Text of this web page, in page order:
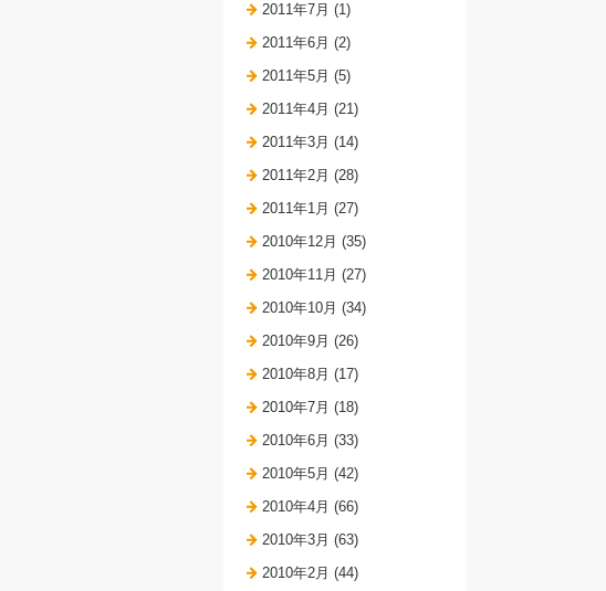
2011年7月 (1)
2011年6月 (2)
2011年5月 (5)
2011年4月 (21)
2011年3月 (14)
2011年2月 (28)
2011年1月 (27)
2010年12月 (35)
2010年11月 (27)
2010年10月 (34)
2010年9月 (26)
2010年8月 (17)
2010年7月 (18)
2010年6月 (33)
2010年5月 (42)
2010年4月 (66)
2010年3月 (63)
2010年2月 (44)